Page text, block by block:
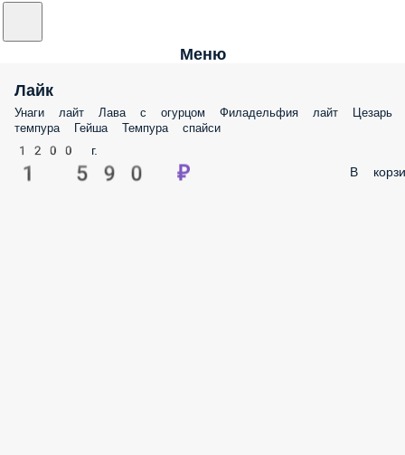
Меню
Лайк
Унаги лайт Лава с огурцом Филадельфия лайт Цезарь
темпура Гейша Темпура спайси
1200 г.
1 590 ₽ В